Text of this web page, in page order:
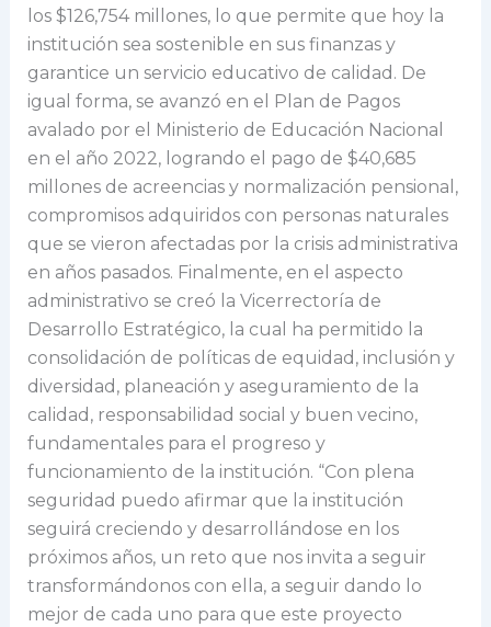
los $126,754 millones, lo que permite que hoy la
institución sea sostenible en sus finanzas y
garantice un servicio educativo de calidad. De
igual forma, se avanzó en el Plan de Pagos
avalado por el Ministerio de Educación Nacional
en el año 2022, logrando el pago de $40,685
millones de acreencias y normalización pensional,
compromisos adquiridos con personas naturales
que se vieron afectadas por la crisis administrativa
en años pasados. Finalmente, en el aspecto
administrativo se creó la Vicerrectoría de
Desarrollo Estratégico, la cual ha permitido la
consolidación de políticas de equidad, inclusión y
diversidad, planeación y aseguramiento de la
calidad, responsabilidad social y buen vecino,
fundamentales para el progreso y
funcionamiento de la institución. “Con plena
seguridad puedo afirmar que la institución
seguirá creciendo y desarrollándose en los
próximos años, un reto que nos invita a seguir
transformándonos con ella, a seguir dando lo
mejor de cada uno para que este proyecto